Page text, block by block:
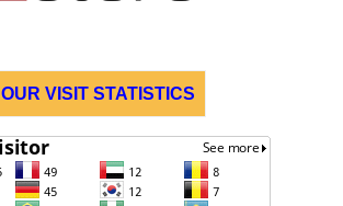
OUR VISIT STATISTICS